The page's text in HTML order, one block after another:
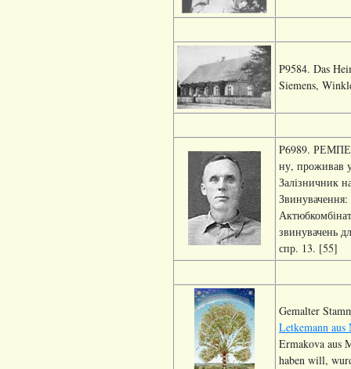
P9584. Das
Siemens,
P6989.
ну, проживав у
Залізничник
Звинувачення:
звинувачень
спр. 13. [55]
Gemalter
Letkemann
Ermakova aus
haben will,